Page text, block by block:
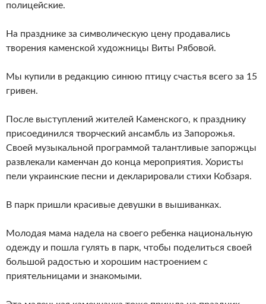
полицейские.
На празднике за символическую цену продавались
творения каменской художницы Виты Рябовой.
Мы купили в редакцию синюю птицу счастья всего за 15
гривен.
После выступлений жителей Каменского, к празднику
присоединился творческий ансамбль из Запорожья.
Своей музыкальной программой талантливые запоржцы
развлекали каменчан до конца мероприятия. Хористы
пели украинские песни и декларировали стихи Кобзаря.
В парк пришли красивые девушки в вышиванках.
Молодая мама надела на своего ребенка национальную
одежду и пошла гулять в парк, чтобы поделиться своей
большой радостью и хорошим настроением с
приятельницами и знакомыми.